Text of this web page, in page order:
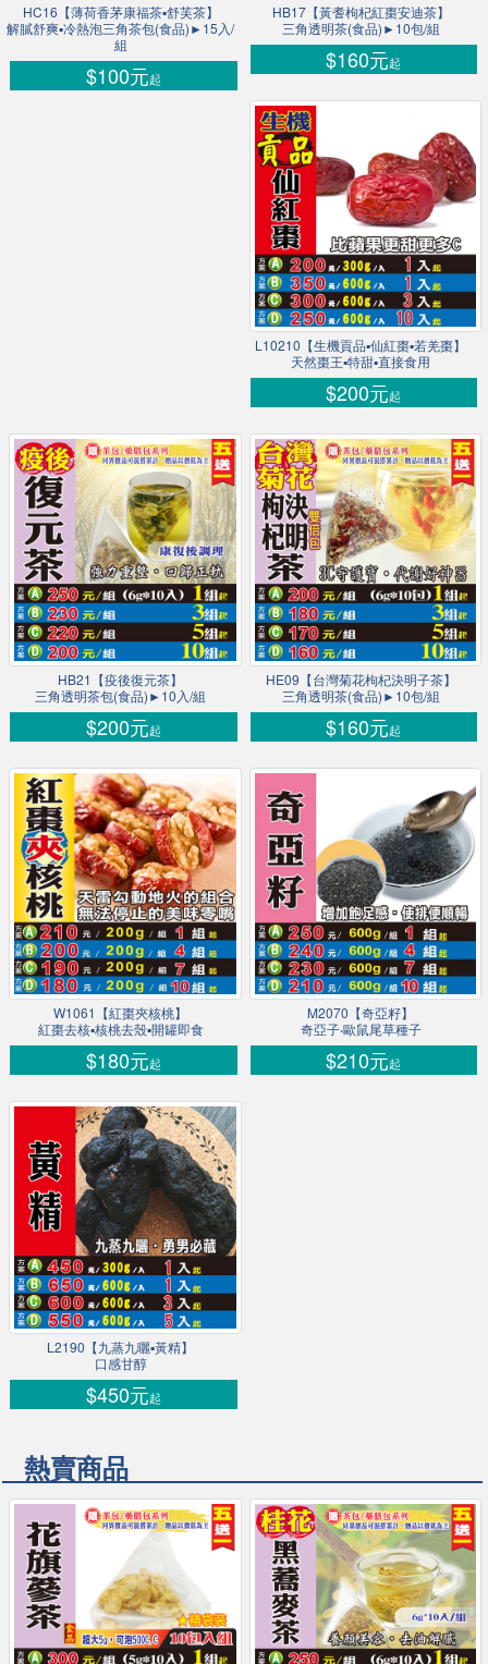
HC16【薄荷香茅康福茶▪舒芙茶】
解膩舒爽▪冷熱泡三角茶包(食品)►15入/
組
$100元起
HB17【黃耆枸杞紅棗安迪茶】
三角透明茶(食品)►10包/組
$160元起
L10210【生機貢品▪仙紅棗▪若羌棗】
天然棗王▪特甜▪直接食用
$200元起
HB21【疫後復元茶】
三角透明茶包(食品)►10入/組
$200元起
HE09【台灣菊花枸杞決明子茶】
三角透明茶(食品)►10包/組
$160元起
W1061【紅棗夾核桃】
紅棗去核▪核桃去殼▪開罐即食
$180元起
M2070【奇亞籽】
奇亞子‧歐鼠尾草種子
$210元起
L2190【九蒸九曬▪黃精】
口感甘醇
$450元起
熱賣商品